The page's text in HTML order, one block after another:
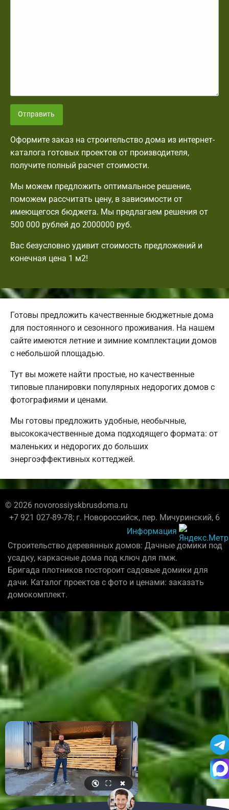
Отправить
Оформите заказ на строительство дома из интернет-
каталога готовых проектов от производителя,
получите полный расчет стоимости.
Мы можем предложить оптимальное решение,
поможем рассчитать цену, в зависимости от
имеющегося бюджета. Мы предлагаем решения от
500 000 рублей до 2000000 руб.
Вас безусловно удивит стоимость предложений и
конечная цена 1 м2!
Готовы предложить качественные бюджетные дома
для постоянного и сезонного проживания. На нашем
сайте имеются летние и зимние комплектации домов
с небольшой площадью.
Тут вы можете найти простые, но качественные
типовые планировки популярных недорогих домов с
фотографиями и ценами.
Мы готовы предложить удобные, необычные,
высококачественные дома подходящего формата: от
маленьких и недорогих до больших
энергоэффективных коттеджей.
© 2026 novorossiyskbrusdoma.ru
+7 921 027-89-78; г. Новороссийск, пер. Мичуринский, 6
Информация
Строительство деревянных домов: Дачные домики под
усадку, каркасные дома под ключ для пмж.
Бригада плотников постороит садовые домики для
дачи. Каталог проектов с фото и ценами: заказать
домокомплект.
🔇 ⛶ ✖